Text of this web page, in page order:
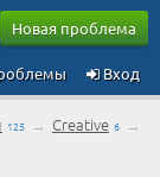
Новая проблема
Вход
125 → Creative 6 →